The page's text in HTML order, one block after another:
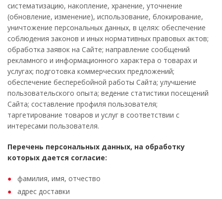
систематизацию, накопление, хранение, уточнение
(обновление, изменение), использование, блокирование,
уничтожение персональных данных, в целях: обеспечение
соблюдения законов и иных нормативных правовых актов;
обработка заявок на Сайте; направление сообщений
рекламного и информационного характера о товарах и
услугах; подготовка коммерческих предложений;
обеспечение бесперебойной работы Сайта; улучшение
пользовательского опыта; ведение статистики посещений
Сайта; составление профиля пользователя;
таргетирование товаров и услуг в соответствии с
интересами пользователя.
Перечень персональных данных, на обработку
которых дается согласие:
фамилия, имя, отчество
адрес доставки